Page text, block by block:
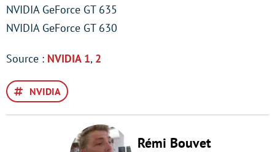
NVIDIA GeForce GT 635
NVIDIA GeForce GT 630
Source : NVIDIA 1, 2
NVIDIA
Rémi Bouvet